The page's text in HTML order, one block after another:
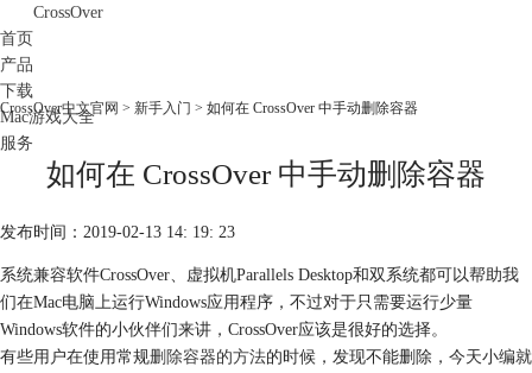
CrossOver
首页
产品
下载
Mac游戏大全
服务
CrossOver中文官网 > 新手入门 > 如何在 CrossOver 中手动删除容器
如何在 CrossOver 中手动删除容器
发布时间：2019-02-13 14: 19: 23
系统兼容软件CrossOver、虚拟机Parallels Desktop和双系统都可以帮助我
们在Mac电脑上运行Windows应用程序，不过对于只需要运行少量
Windows软件的小伙伴们来讲，CrossOver应该是很好的选择。
有些用户在使用常规删除容器的方法的时候，发现不能删除，今天小编就